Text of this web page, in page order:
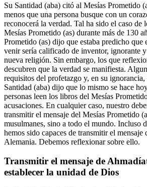
Su Santidad (aba) citó al Mesías Prometido
menos que una persona busque con un
reconocerá la verdad. Tal ha sido el caso de
Mesías Prometido (as) durante más de 130
Prometido (as) dijo que estaba predicho que
venir sería calificado de inventor, ignorante
nueva religión. Sin embargo, los que
descubren que la verdad se manifiesta.
requisitos del profetazgo y, en su ignorancia,
Santidad (aba) dijo que lo mismo se hace
personas leen los libros del Mesías
acusaciones. En cualquier caso, nuestro
transmitir el mensaje del Mesías Prometido
musulmanes, sino a todo el mundo. Incluso
hemos sido capaces de transmitir el mensaje
Alemania. Debemos reflexionar sobre ello.
Transmitir el mensaje de
establecer la unidad de Dios